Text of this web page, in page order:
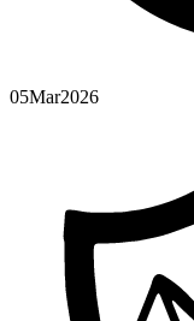
05Mar2026